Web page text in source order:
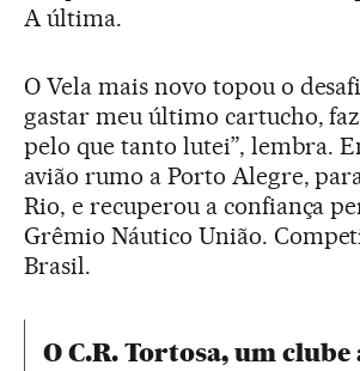
A última.
O Vela mais novo topou o
gastar meu último cartucho,
pelo que tanto lutei”, lembra.
avião rumo a Porto Alegre,
Rio, e recuperou a confiança
Grêmio Náutico União.
Brasil.
O C.R. Tortosa, um